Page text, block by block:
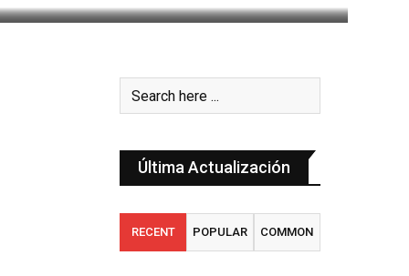
Última Actualización
RECENT POPULAR COMMON